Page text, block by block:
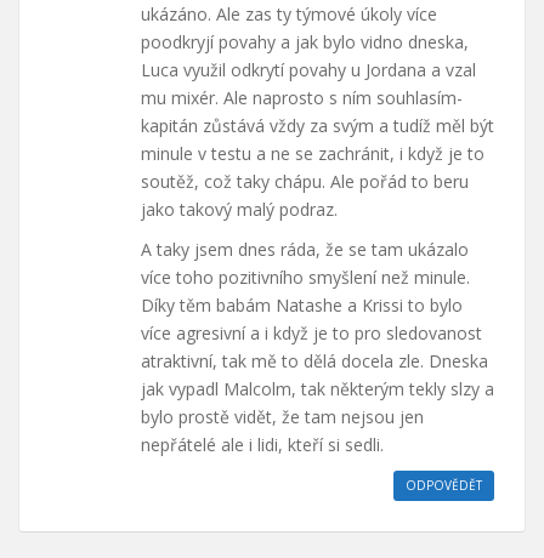
ukázáno. Ale zas ty týmové úkoly více
poodkryjí povahy a jak bylo vidno dneska,
Luca využil odkrytí povahy u Jordana a vzal
mu mixér. Ale naprosto s ním souhlasím-
kapitán zůstává vždy za svým a tudíž měl být
minule v testu a ne se zachránit, i když je to
soutěž, což taky chápu. Ale pořád to beru
jako takový malý podraz.
A taky jsem dnes ráda, že se tam ukázalo
více toho pozitivního smyšlení než minule.
Díky těm babám Natashe a Krissi to bylo
více agresivní a i když je to pro sledovanost
atraktivní, tak mě to dělá docela zle. Dneska
jak vypadl Malcolm, tak některým tekly slzy a
bylo prostě vidět, že tam nejsou jen
nepřátelé ale i lidi, kteří si sedli.
ODPOVĚDĚT